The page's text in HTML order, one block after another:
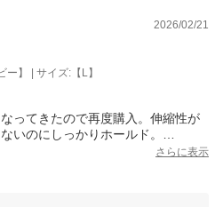
すが、まだもう少し寒さが続くかと存
いませ。
2026/02/21
】 | サイズ:【L】
ってきたので再度購入。伸縮性が
いのにしっかりホールド。
さらに表示